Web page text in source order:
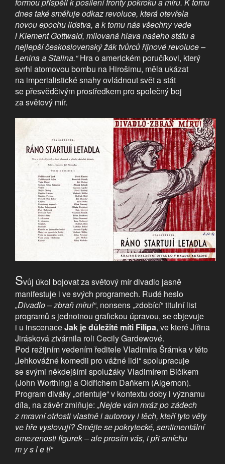
dnes také směřuje odkaz revoluce, která otevřela
novou epochu lidstva, a k tomu nás všechny vede
i Klement Gottwald, milovaná hlava našeho státu a
nejlepší československý žák tvůrců říjnové revoluce –
Lenina a Stalina.“Hra o americkém poručíkovi, který
svrhl atomovou bombu na Hirošimu, měla ukázat
na imperialistické snahy ovládnout svět a stát
se přesvědčivým prostředkem pro společný boj
za světový mír.
Svůj úkol bojovat za světový mír divadlo jasně
manifestuje i ve svých programech. Rudé heslo
„Divadlo – zbraň míru!“, nonsens „zdobící“ titulní list
programů s jednotnou grafickou úpravou, se objevuje
i u inscenaceJak je důležité míti Filipa, ve které Jiřina
Jirásková ztvárnila roli Cecily Gardewové.
Pod režijním vedením ředitele Vladimíra Šrámka v této
„lehkovážné komedii pro vážné lidi“ spolupracuje
se svými někdejšími spolužáky Vladimírem Bičíkem
(John Worthing) a Oldřichem Daňkem (Algernon).
Program diváky „orientuje“ v kontextu doby i významu
díla, na závěr zmiňuje: „Nejde vám mráz po zádech
z mravní otrlosti vlastně i autorovy i těch, kteří tyto věty
ve hře vyslovují? Smějte se pokrytecké, sentimentální
omezenosti figurek – ale prosím vás, i při smíchu
m y s l e t!“